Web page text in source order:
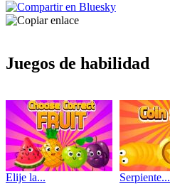
Juegos de habilidad
Elije la... Serpiente...